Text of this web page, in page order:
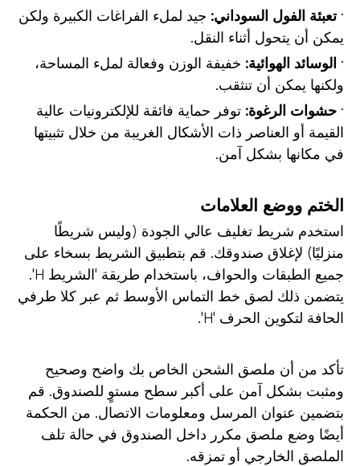
·تعبئة الفول السوداني: جيد لملء الفراغات الكبيرة ولكن
يمكن أن يتحول أثناء النقل.
· الوسائد الهوائية: خفيفة الوزن وفعالة لملء المساحة،
ولكنها يمكن أن تنثقب.
· حشوات الرغوة: توفر حماية فائقة للإلكترونيات عالية
القيمة أو العناصر ذات الأشكال الغريبة من خلال تثبيتها
في مكانها بشكل آمن.
الختم ووضع العلامات
استخدم شريط تغليف عالي الجودة (وليس شريطًا
منزليًا) لإغلاق صندوقك. قم بتطبيق الشريط بسخاء على
جميع الطبقات والحواف، باستخدام طريقة 'الشريط H'.
يتضمن ذلك لصق خط التماس الأوسط ثم عبر كلا طرفي
الحافة لتكوين الحرف 'H'.
تأكد من أن ملصق الشحن الخاص بك واضح وصحيح
ومثبت بشكل آمن على أكبر سطح مستوٍ للصندوق. قم
بتضمين عنوان المرسل ومعلومات الاتصال. من الحكمة
أيضًا وضع ملصق مكرر داخل الصندوق في حالة تلف
الملصق الخارجي أو تمزقه.